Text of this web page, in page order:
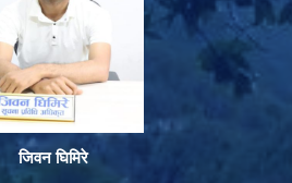
जिवन घिमिरे